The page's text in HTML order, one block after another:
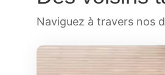
Naviguez à travers nos